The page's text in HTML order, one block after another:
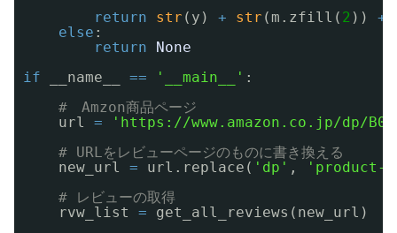
return
str (y) + str (m.zfill( 2 )) +
else :
return
None
if
__name__ == '__main__' :
#　Amzon商品ページ
url =
'https://www.amazon.co.jp/dp/
# URLをレビューページのものに書き換える
new_url = url.replace( 'dp' ,
'product-
# レビューの取得
rvw_list =